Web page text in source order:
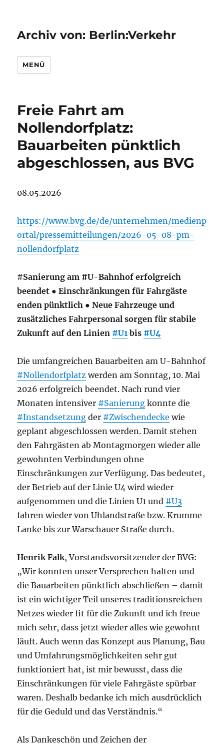
Archiv von: Berlin:Verkehr
MENÜ
Freie Fahrt am
Nollendorfplatz:
Bauarbeiten pünktlich
abgeschlossen, aus BVG
08.05.2026
https://www.bvg.de/de/unternehmen/medienp
ortal/pressemitteilungen/2026-05-08-pm-
nollendorfplatz
#Sanierung am #U-Bahnhof erfolgreich
beendet ● Einschränkungen für Fahrgäste
enden pünktlich ● Neue Fahrzeuge und
zusätzliches Fahrpersonal sorgen für stabile
Zukunft auf den Linien #U1 bis #U4
Die umfangreichen Bauarbeiten am U-Bahnhof
#Nollendorfplatz werden am Sonntag, 10. Mai
2026 erfolgreich beendet. Nach rund vier
Monaten intensiver #Sanierung konnte die
#Instandsetzung der #Zwischendecke wie
geplant abgeschlossen werden. Damit stehen
den Fahrgästen ab Montagmorgen wieder alle
gewohnten Verbindungen ohne
Einschränkungen zur Verfügung. Das bedeutet,
der Betrieb auf der Linie U4 wird wieder
aufgenommen und die Linien U1 und #U3
fahren wieder von Uhlandstraße bzw. Krumme
Lanke bis zur Warschauer Straße durch.
Henrik Falk, Vorstandsvorsitzender der BVG:
„Wir konnten unser Versprechen halten und
die Bauarbeiten pünktlich abschließen – damit
ist ein wichtiger Teil unseres traditionsreichen
Netzes wieder fit für die Zukunft und ich freue
mich sehr, dass jetzt wieder alles wie gewohnt
läuft. Auch wenn das Konzept aus Planung, Bau
und Umfahrungsmöglichkeiten sehr gut
funktioniert hat, ist mir bewusst, dass die
Einschränkungen für viele Fahrgäste spürbar
waren. Deshalb bedanke ich mich ausdrücklich
für die Geduld und das Verständnis.“
Als Dankeschön und Zeichen der